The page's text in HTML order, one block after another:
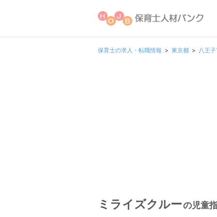
保育士の求人・転職情報 東京都 八王
ミライズクルーの児童